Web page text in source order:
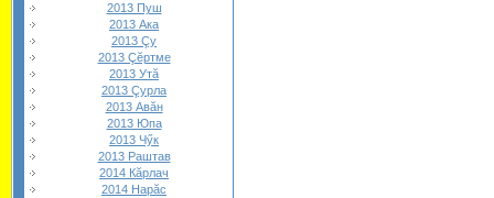
2013 Пуш
2013 Ака
2013 Çу
2013 Çĕртме
2013 Утă
2013 Çурла
2013 Авăн
2013 Юпа
2013 Чӳк
2013 Раштав
2014 Кăрлач
2014 Нарăс